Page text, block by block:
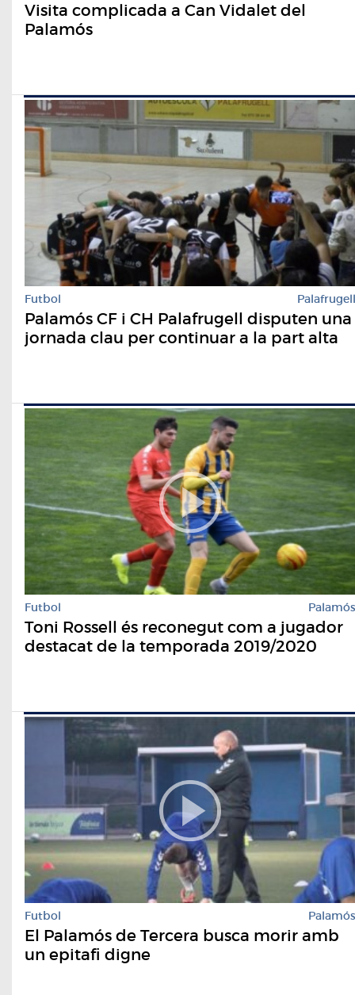
Visita complicada a Can Vidalet del
Palamós
Futbol Palafrugell
Palamós CF i CH Palafrugell disputen una
jornada clau per continuar a la part alta
Futbol Palamós
Toni Rossell és reconegut com a jugador
destacat de la temporada 2019/2020
Futbol Palamós
El Palamós de Tercera busca morir amb
un epitafi digne